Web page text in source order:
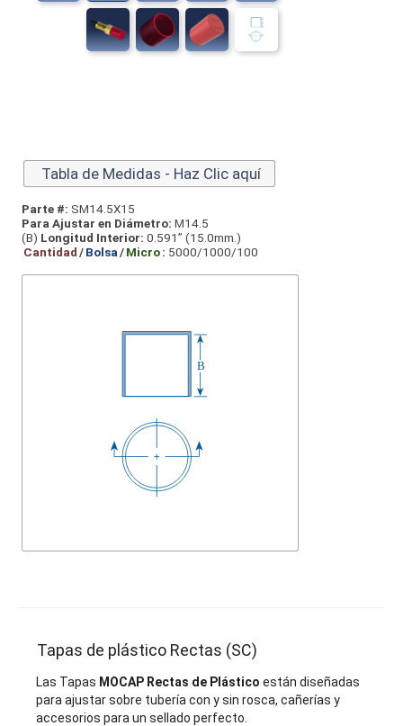
Tabla de Medidas - Haz Clic aquí
Parte #: SM14.5X15
Para Ajustar en Diámetro: M14.5
(B) Longitud Interior: 0.591” (15.0mm.)
Cantidad/Bolsa/Micro: 5000/1000/100
Tapas de plástico Rectas (SC)
Las Tapas MOCAP Rectas de Plástico están diseñadas
para ajustar sobre tubería con y sin rosca, cañerías y
accesorios para un sellado perfecto.